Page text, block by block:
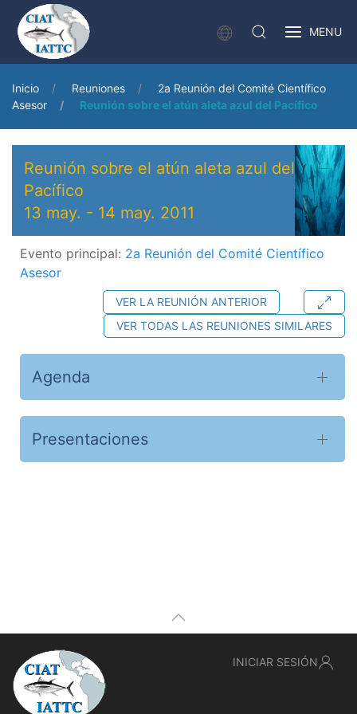
MENU
Inicio Reuniones
2a Reunión del Comité Científico
Asesor
Reunión sobre el atún aleta azul del Pacífico
Reunión sobre el atún aleta azul del
Pacífico
13 may. - 14 may. 2011
Evento principal: 2a Reunión del Comité Científico
Asesor
VER LA REUNIÓN ANTERIOR
VER TODAS LAS REUNIONES SIMILARES
Agenda
Presentaciones
INICIAR SESIÓN